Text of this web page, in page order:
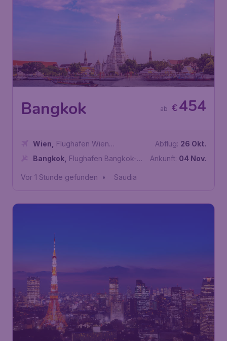
Bangkok € 454
Wien
Flughafen Wien
Schwechat
Bangkok Flughafen Bangkok-
Abflug: 26 Okt.
Ankunft: 04 Nov.
Vor 1 Stunde gefunden • Saudia
Tokio €645
ab